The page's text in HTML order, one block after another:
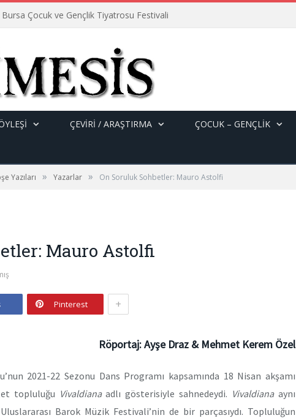
Bursa Çocuk ve Gençlik Tiyatrosu Festivali
ÇEVİRİ / ARAŞTIRMA ÇOCUK – GENÇLIK
Yazıları » Yazarlar » On Soruluk Sohbetler: Mauro Astolfi
Mauro Astolfi
Pinterest +
Röportaj:Ayşe Draz & Mehmet Kerem Özel
2021-22 Sezonu Dans Programı kapsamında 18 Nisan akşamı
topluluğu Vivaldianaadlı gösterisiyle sahnedeydi. Vivaldianaaynı
Barok Müzik Festivali’nin de bir parçasıydı. Topluluğun